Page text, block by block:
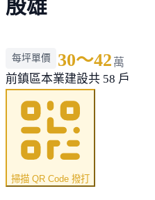
殷雄
每坪單價 30～42 萬
前鎮區本業建設共 58 戶
掃描 QR Code 撥打